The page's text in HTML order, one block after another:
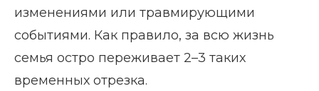
изменениями или травмирующими
событиями. Как правило, за всю жизнь
семья остро переживает 2–3 таких
временных отрезка.